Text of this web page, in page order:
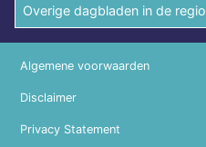
Overige dagbladen in de regio
Algemene voorwaarden
Disclaimer
Privacy Statement